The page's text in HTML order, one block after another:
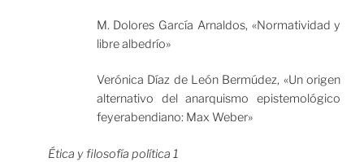
M. Dolores García Arnaldos, «Normatividad y
libre albedrío»
Verónica Díaz de León Bermúdez, «Un origen
alternativo del anarquismo epistemológico
feyerabendiano: Max Weber»
Ética y filosofía política 1